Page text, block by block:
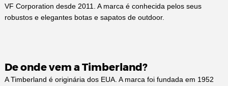
VF Corporation desde 2011. A marca é conhecida pelos seus
robustos e elegantes botas e sapatos de outdoor.
De onde vem a Timberland?
A Timberland é originária dos EUA. A marca foi fundada em 1952